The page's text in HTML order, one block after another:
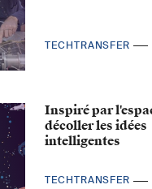
TECHTRANSFER
Inspiré par
décoller les idées
intelligentes
TECHTRANSFER